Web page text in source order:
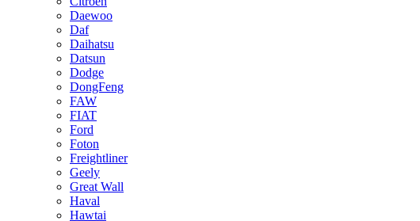
Daewoo
Daf
Daihatsu
Datsun
Dodge
DongFeng
FAW
FIAT
Ford
Foton
Freightliner
Geely
Great Wall
Haval
Hawtai